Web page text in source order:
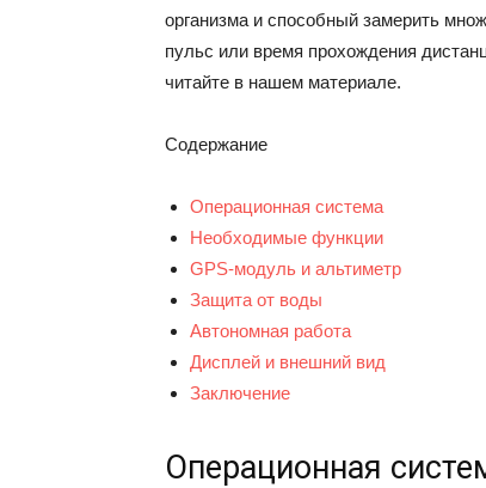
организма и способный замерить
пульс или время прохождения
читайте в нашем материале.
Содержание
Операционная система
Необходимые функции
GPS-модуль и альтиметр
Защита от воды
Автономная работа
Дисплей и внешний вид
Заключение
Операционная